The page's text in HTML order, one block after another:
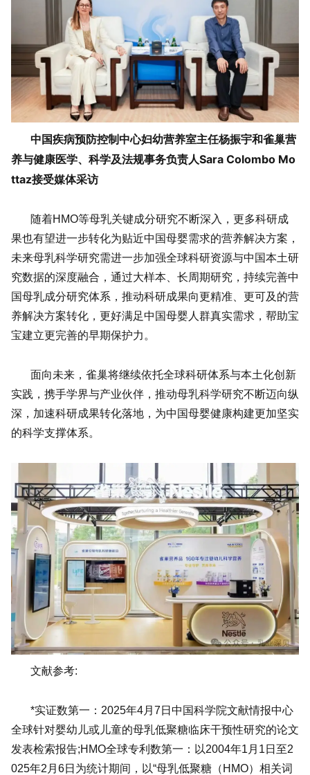
中国疾病预防控制中心妇幼营养室主任杨振宇和雀巢营
养与健康医学、科学及法规事务负责人Sara Colombo Mo
ttaz接受媒体采访
随着HMO等母乳关键成分研究不断深入，更多科研成
果也有望进一步转化为贴近中国母婴需求的营养解决方案，
未来母乳科学研究需进一步加强全球科研资源与中国本土研
究数据的深度融合，通过大样本、长周期研究，持续完善中
国母乳成分研究体系，推动科研成果向更精准、更可及的营
养解决方案转化，更好满足中国母婴人群真实需求，帮助宝
宝建立更完善的早期保护力。
面向未来，雀巢将继续依托全球科研体系与本土化创新
实践，携手学界与产业伙伴，推动母乳科学研究不断迈向纵
深，加速科研成果转化落地，为中国母婴健康构建更加坚实
的科学支撑体系。
文献参考:
*实证数第一：2025年4月7日中国科学院文献情报中心
全球针对婴幼儿或儿童的母乳低聚糖临床干预性研究的论文
发表检索报告;HMO全球专利数第一：以2004年1月1日至2
025年2月6日为统计期间，以“母乳低聚糖（HMO）相关词